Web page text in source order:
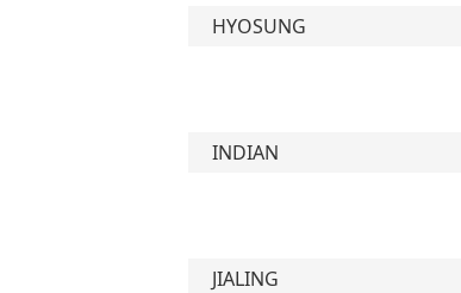
HYOSUNG
INDIAN
JIALING